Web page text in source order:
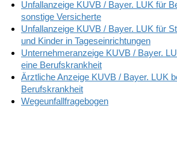
Unfallanzeige KUVB / Bayer. LUK für
sonstige Versicherte
Unfallanzeige KUVB / Bayer. LUK für
und Kinder in Tageseinrichtungen
Unternehmeranzeige KUVB / Bayer.
eine Berufskrankheit
Ärztliche Anzeige KUVB / Bayer. LUK
Berufskrankheit
Wegeunfallfragebogen